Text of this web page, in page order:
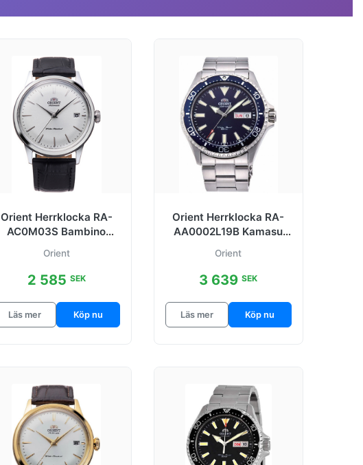
Orient Herrklocka RA-
AC0M03S Bambino
Ø38.4 mm
Orient
2 585 SEK
Läs mer Köp nu
Orient Herrklocka RA-
AA0002L19B Kamasu
Orient
3 639SEK
Läs mer Köp nu